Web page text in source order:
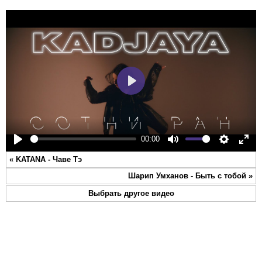
Play
00:00
Mute Settings
Play
« KATANA - Чаве Тэ
Шарип Умханов - Быть с тобой »
Выбрать другое видео